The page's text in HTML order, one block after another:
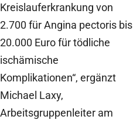
Kreislauferkrankung von
2.700 für Angina pectoris bis
20.000 Euro für tödliche
ischämische
Komplikationen“, ergänzt
Michael Laxy,
Arbeitsgruppenleiter am